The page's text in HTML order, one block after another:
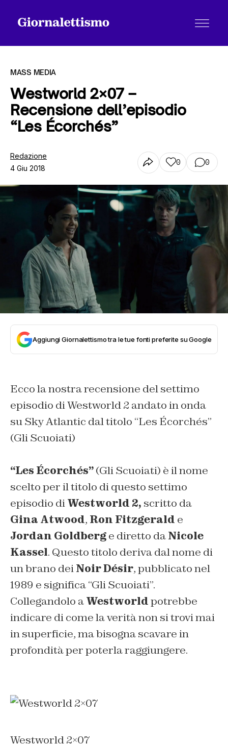
Tutti gli articoli
Chi siamo
Contatti
MASS MEDIA
Westworld 2×07 –
Recensione dell’episodio
“Les Écorchés”
Redazione
4 Giu 2018
0 0
Aggiungi Giornalettismo tra le tue fonti preferite su Google
Ecco la nostra recensione del settimo
episodio di Westworld 2 andato in onda
su Sky Atlantic dal titolo “Les Écorchés”
(Gli Scuoiati)
“Les Écorchés”(Gli Scuoiati) è il nome
scelto per il titolo di questo settimo
episodio diWestworld 2, scritto da
Gina Atwood, Ron Fitzgerald e
Jordan Goldberge diretto daNicole
Kassel. Questo titolo deriva dal nome di
un brano deiNoir Désir, pubblicato nel
1989 e significa“Gli Scuoiati”.
Collegandolo aWestworldpotrebbe
indicare di come la verità non si trovi mai
in superficie, ma bisogna scavare in
profondità per poterla raggiungere.
Westworld 2×07